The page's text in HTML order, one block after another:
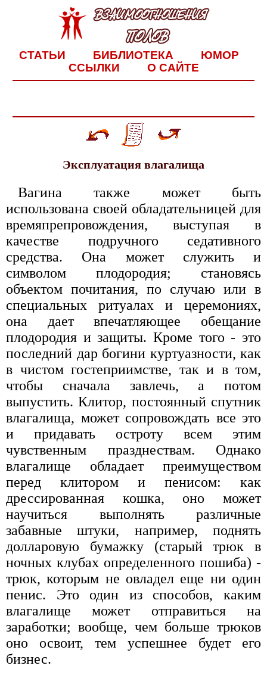
СТАТЬИ БИБЛИОТЕКА
ЮМОР
ССЫЛКИ
О САЙТЕ
Эксплуатация влагалища
Вагина также может быть
использована своей обладательницей для
времяпрепровождения, выступая в
качестве подручного седативного
средства. Она может служить и
символом плодородия; становясь
объектом почитания, по случаю или в
специальных ритуалах и церемониях,
она дает впечатляющее обещание
плодородия и защиты. Кроме того - это
последний дар богини куртуазности, как
в чистом гостеприимстве, так и в том,
чтобы сначала завлечь, а потом
выпустить. Клитор, постоянный спутник
влагалища, может сопровождать все это
и придавать остроту всем этим
чувственным празднествам. Однако
влагалище обладает преимуществом
перед клитором и пенисом: как
дрессированная кошка, оно может
научиться выполнять различные
забавные штуки, например, поднять
долларовую бумажку (старый трюк в
ночных клубах определенного пошиба) -
трюк, которым не овладел еще ни один
пенис. Это один из способов, каким
влагалище может отправиться на
заработки; вообще, чем больше трюков
оно освоит, тем успешнее будет его
бизнес.